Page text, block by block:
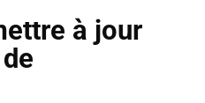
à jour